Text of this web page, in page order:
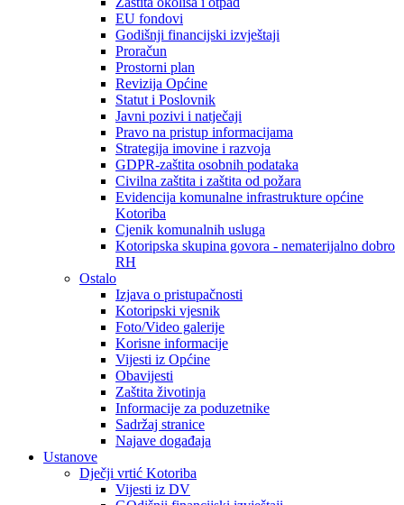
EU fondovi
Godišnji financijski izvještaji
Proračun
Prostorni plan
Revizija Općine
Statut i Poslovnik
Javni pozivi i natječaji
Pravo na pristup informacijama
Strategija imovine i razvoja
GDPR-zaštita osobnih podataka
Civilna zaštita i zaštita od požara
Evidencija komunalne infrastrukture općine
Kotoriba
Cjenik komunalnih usluga
Kotoripska skupina govora - nematerijalno dobro
RH
Ostalo
Izjava o pristupačnosti
Kotoripski vjesnik
Foto/Video galerije
Korisne informacije
Vijesti iz Općine
Obavijesti
Zaštita životinja
Informacije za poduzetnike
Sadržaj stranice
Najave događaja
Ustanove
Dječji vrtić Kotoriba
Vijesti iz DV